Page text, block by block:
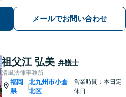
い。【完全個室で相談】【駐車場あ
メールでお問い合わせ
祖父江 弘美 弁護士
清風法律事務所
福岡
県
|
北九州市小倉
北区
営業時間：本日定
休日